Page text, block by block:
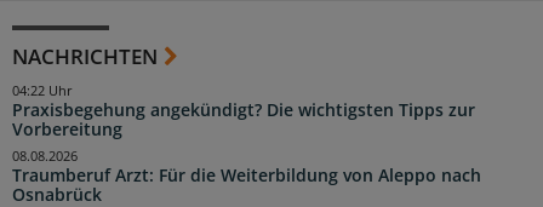
NACHRICHTEN
Praxisbegehung angekündigt? Die wichtigsten Tipps zur
Vorbereitung
04:22 Uhr
Traumberuf Arzt: Für die Weiterbildung von Aleppo nach
Osnabrück
08.08.2026